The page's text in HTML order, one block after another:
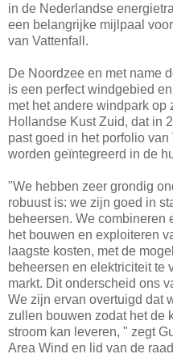
in de Nederlandse
een belangrijke mijlpaal
van Vattenfall.
De Noordzee en met name
is een perfect windgebied
met het andere windpark
Hollandse Kust Zuid, dat in
past goed in het porfolio
worden geïntegreerd in de
"We hebben zeer grondig
robuust is: we zijn goed in
beheersen. We combineren
het bouwen en exploiteren
laagste kosten, met de
beheersen en elektriciteit te
markt. Dit onderscheid ons
We zijn ervan overtuigd dat
zullen bouwen zodat het de
stroom kan leveren, " zegt
Area Wind en lid van de